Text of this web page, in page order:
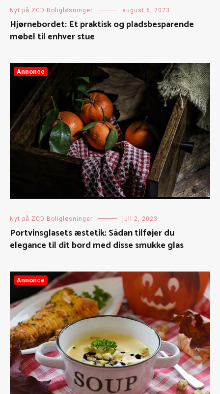
Nyt på ZCD Boligløsninger august 6, 2023
Hjørnebordet: Et praktisk og pladsbesparende
møbel til enhver stue
Annonce
Nyt på ZCD Boligløsninger juli 2, 2023
Portvinsglasets æstetik: Sådan tilføjer du
elegance til dit bord med disse smukke glas
Annonce